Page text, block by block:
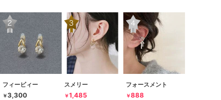
フィービィー
￥3,300
スメリー
￥1,485
フォースメント
￥888